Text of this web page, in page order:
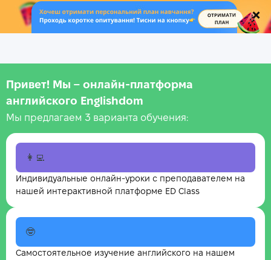
.
Привет! Мы – онлайн‑платформа
английского Englishdom
Мы предлагаем 3 варианта обучения:
👩‍💻
Индивидуальные онлайн-уроки с преподавателем на
нашей интерактивной платформе ED Class
🤓
Самостоятельное изучение английского на нашем